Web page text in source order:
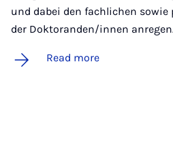
und dabei den fachlichen
der Doktoranden/innen
Read more